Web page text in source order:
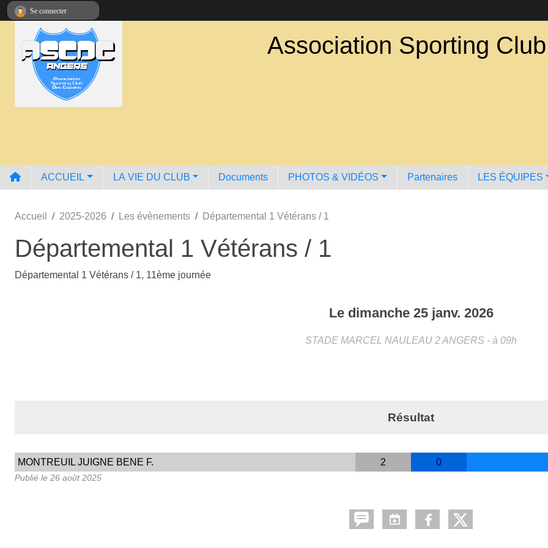
Association Sporting
ACCUEIL LA VIE DU CLUB Documents PHOTOS & VIDÉOS Partenaires LES ÉQUIPES
Accueil 2025-2026 Les évènements Départemental 1 Vétérans / 1
Départemental 1 Vétérans / 1
Départemental 1 Vétérans / 1, 11ème journée
Le dimanche 25 janv. 2026
STADE MARCEL NAULEAU 2ANGERS - à 09h
Résultat
MONTREUIL JUIGNE BENE F. 2 0
Publié le 26 août 2025
Se connecter
Panneau de gestion des cookies